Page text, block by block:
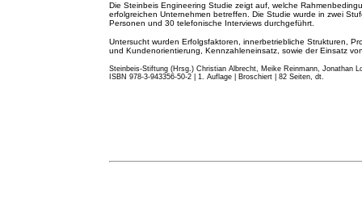
Die Steinbeis Engineering Studie zeigt auf, welche
erfolgreichen Unternehmen betreffen. Die Studie wurde in zwei
Personen und 30 telefonische Interviews durchgeführt.
Untersucht wurden Erfolgsfaktoren, innerbetriebliche Strukturen,
und Kundenorientierung, Kennzahleneinsatz, sowie der Einsatz
Steinbeis-Stiftung (Hrsg.) Christian Albrecht, Meike Reinmann, Jonathan
ISBN 978-3-943356-50-2 | 1. Auflage | Broschiert | 82 Seiten, dt.